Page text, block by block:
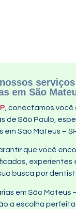
em São
, conectamos você
de São Paulo,
São Mateus –
que você
experientes
busca por
em São Mateus
a escolha